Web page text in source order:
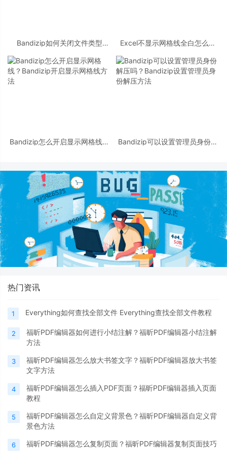
Bandizip如何关闭文件类型
Excel不显示网格线全白怎么办
法
Bandizip怎么开启显示网格线？
Bandizip可以设置管理员身份解
热门资讯
1 Everything如何查找全部文件 Everything查找全部文件教程
2
福昕PDF编辑器如何进行小结注解？福昕PDF编辑器小结注解
方法
3
福昕PDF编辑器怎么放大书签文字？福昕PDF编辑器放大书签
文字方法
4
福昕PDF编辑器怎么插入PDF页面？福昕PDF编辑器插入页面
教程
5
福昕PDF编辑器怎么自定义背景色？福昕PDF编辑器自定义背
景色方法
6 福昕PDF编辑器怎么复制页面？福昕PDF编辑器复制页面技巧